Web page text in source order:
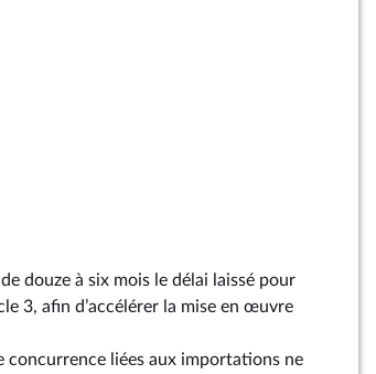
douze à six mois le délai laissé pour
3, afin d’accélérer la mise en œuvre
concurrence liées aux importations ne